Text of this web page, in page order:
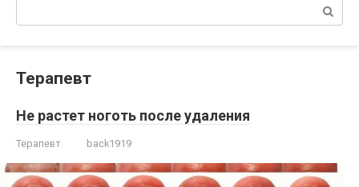
Поиск:
Терапевт
Не растет ноготь после удаления
Терапевт back1919